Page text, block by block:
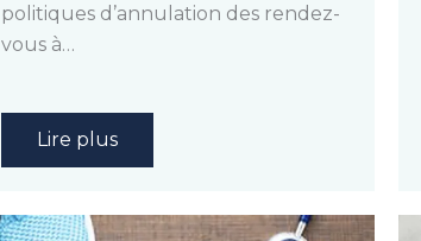
politiques d’annulation des rendez-
vous à…
Lire plus